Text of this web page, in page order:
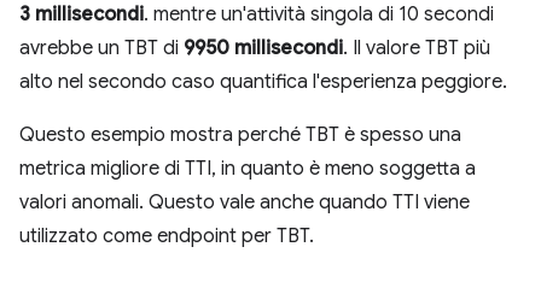
3 millisecondi. mentre un'attività singola di 10 secondi
avrebbe un TBT di 9950 millisecondi. Il valore TBT più
alto nel secondo caso quantifica l'esperienza peggiore.
Questo esempio mostra perché TBT è spesso una
metrica migliore di TTI, in quanto è meno soggetta a
valori anomali. Questo vale anche quando TTI viene
utilizzato come endpoint per TBT.